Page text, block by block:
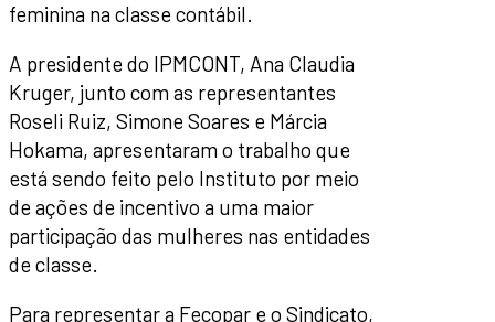
feminina na classe contábil.
A presidente do IPMCONT, Ana Claudia
Kruger, junto com as representantes
Roseli Ruiz, Simone Soares e Márcia
Hokama, apresentaram o trabalho que
está sendo feito pelo Instituto por meio
de ações de incentivo a uma maior
participação das mulheres nas entidades
de classe.
Para representar a Fecopar e o Sindicato,